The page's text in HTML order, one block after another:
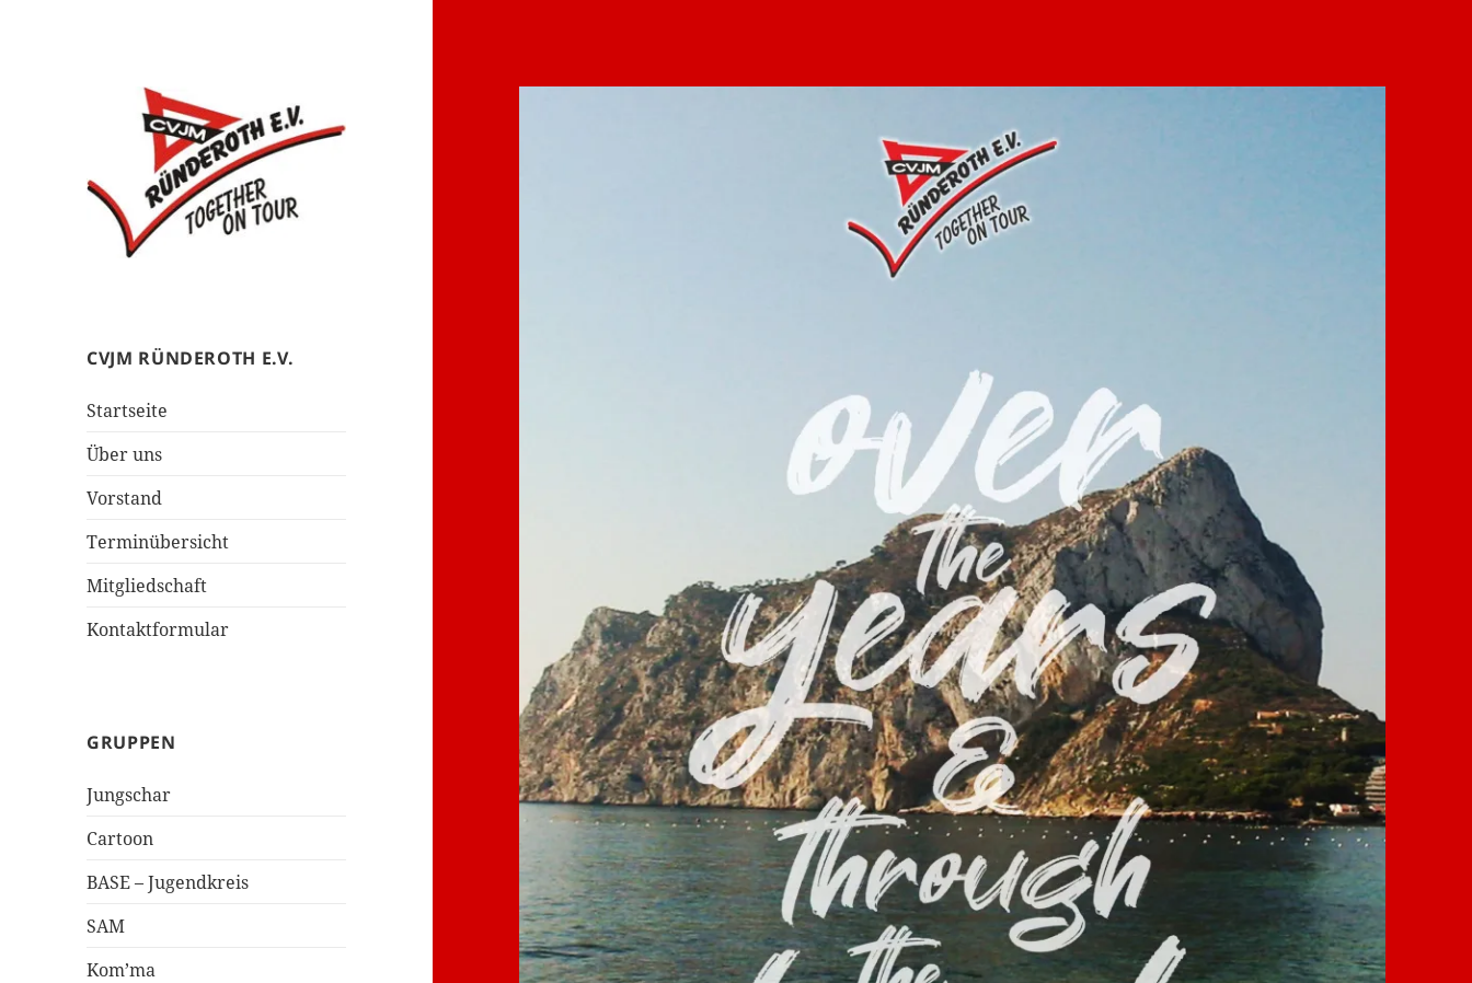
CVJM RÜNDEROTH E.V.
Startseite
Über uns
Vorstand
Terminübersicht
Mitgliedschaft
Kontaktformular
GRUPPEN
Jungschar
Cartoon
BASE – Jugendkreis
SAM
Kom’ma